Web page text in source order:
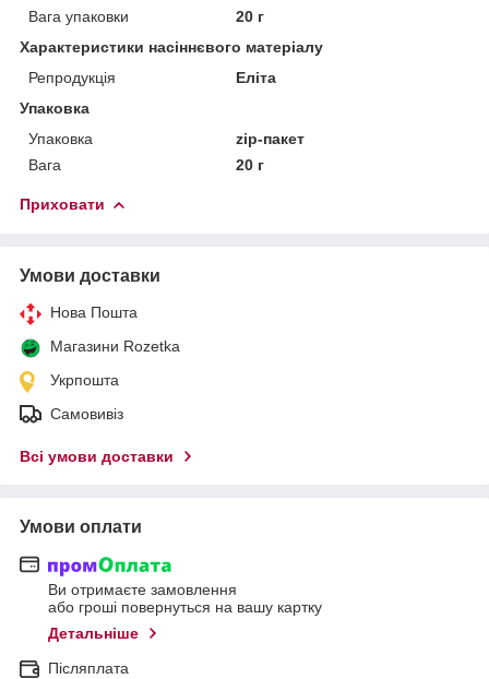
Вага упаковки
20 г
Характеристики насіннєвого матеріалу
Репродукція
Еліта
Упаковка
Упаковка
zip-пакет
Вага
20 г
Приховати
Умови доставки
Нова Пошта
Магазини Rozetka
Укрпошта
Самовивіз
Всі умови доставки
Умови оплати
Ви отримаєте замовлення
або гроші повернуться на вашу картку
Детальніше
Післяплата